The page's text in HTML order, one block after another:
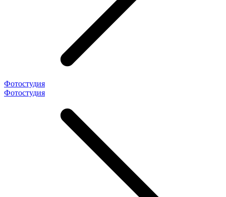
Фотостудия
Фотостудия